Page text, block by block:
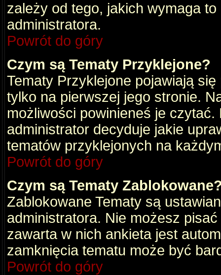
zależy od tego, jakich wymaga
administratora.
Powrót do góry
Czym są Tematy Przyklejone?
Tematy Przyklejone pojawiają
tylko na pierwszej jego stronie.
możliwości powinieneś je czytać.
administrator decyduje jakie
tematów przyklejonych na
Powrót do góry
Czym są Tematy
Zablokowane Tematy są
administratora. Nie możesz
zawarta w nich ankieta jest
zamknięcia tematu może być
Powrót do góry